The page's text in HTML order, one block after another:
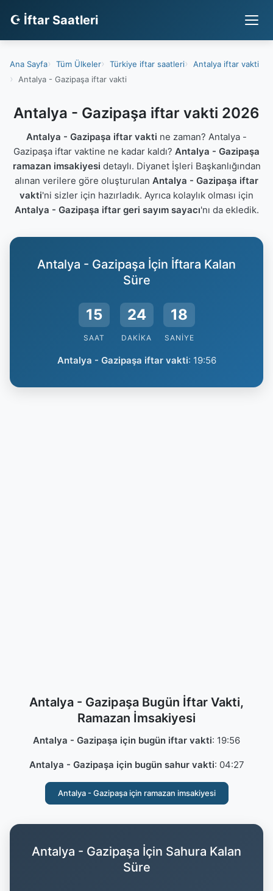
☪ İftar Saatleri
Ana Sayfa Tüm Ülkeler Türkiye iftar saatleri
Antalya iftar vakti
Antalya - Gazipaşa iftar vakti
Antalya - Gazipaşa iftar vakti 2026
Antalya - Gazipaşa iftar vakti ne zaman? Antalya -
Gazipaşa iftar vaktine ne kadar kaldı? Antalya - Gazipaşa
ramazan imsakiyesi detaylı. Diyanet İşleri Başkanlığından
alınan verilere göre oluşturulan Antalya - Gazipaşa iftar
vakti'ni sizler için hazırladık. Ayrıca kolaylık olması için
Antalya - Gazipaşa iftar geri sayım sayacı'nı da ekledik.
Antalya - Gazipaşa İçin İftara Kalan
Süre
15
SAAT
24
DAKIKA
17
SANIYE
Antalya - Gazipaşa iftar vakti: 19:56
Antalya - Gazipaşa Bugün İftar Vakti,
Ramazan İmsakiyesi
Antalya - Gazipaşa için bugün iftar vakti: 19:56
Antalya - Gazipaşa için bugün sahur vakti: 04:27
Antalya - Gazipaşa için ramazan imsakiyesi
Antalya - Gazipaşa İçin Sahura Kalan
Süre